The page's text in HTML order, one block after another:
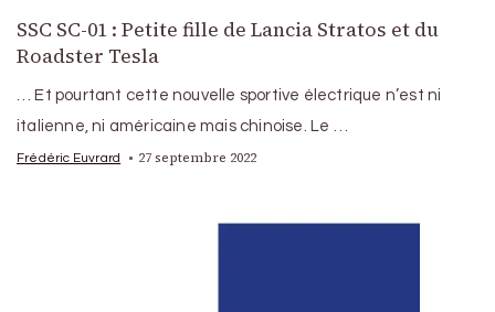
SSC SC-01 : Petite fille de Lancia Stratos et du
Roadster Tesla
… Et pourtant cette nouvelle sportive électrique n’est ni
italienne, ni américaine mais chinoise. Le …
Frédéric Euvrard 27 septembre 2022